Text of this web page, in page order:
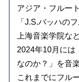
アジア・フルー
「J.S.バッハの
上海音楽学院な
2024年10月には
なのか？」を音
これまでにフル